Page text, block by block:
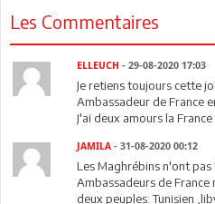
Les Commentaires
ELLEUCH - 29-08-2020 17:03
Je retiens toujours cette
Ambassadeur de France
J'ai deux amours la
JAMILA- 31-08-2020 00:12
Les Maghrébins n'ont
Ambassadeurs de France
deux peuples: Tunisien